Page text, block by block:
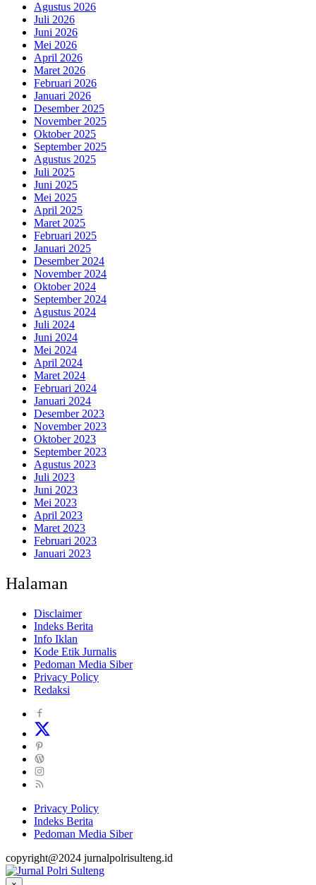
Agustus 2026
Juli 2026
Juni 2026
Mei 2026
April 2026
Maret 2026
Februari 2026
Januari 2026
Desember 2025
November 2025
Oktober 2025
September 2025
Agustus 2025
Juli 2025
Juni 2025
Mei 2025
April 2025
Maret 2025
Februari 2025
Januari 2025
Desember 2024
November 2024
Oktober 2024
September 2024
Agustus 2024
Juli 2024
Juni 2024
Mei 2024
April 2024
Maret 2024
Februari 2024
Januari 2024
Desember 2023
November 2023
Oktober 2023
September 2023
Agustus 2023
Juli 2023
Juni 2023
Mei 2023
April 2023
Maret 2023
Februari 2023
Januari 2023
Halaman
Disclaimer
Indeks Berita
Info Iklan
Kode Etik Jurnalis
Pedoman Media Siber
Privacy Policy
Redaksi
Privacy Policy
Indeks Berita
Pedoman Media Siber
copyright@2024 jurnalpolrisulteng.id